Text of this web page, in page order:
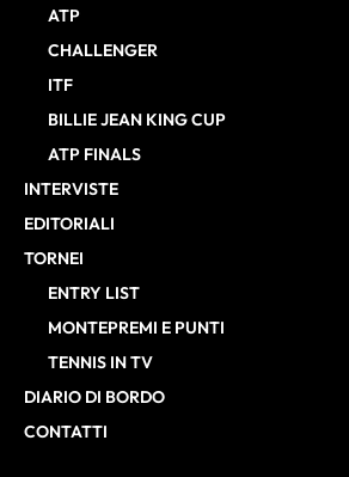
ATP
CHALLENGER
ITF
BILLIE JEAN KING CUP
ATP FINALS
INTERVISTE
EDITORIALI
TORNEI
ENTRY LIST
MONTEPREMI E PUNTI
TENNIS IN TV
DIARIO DI BORDO
CONTATTI